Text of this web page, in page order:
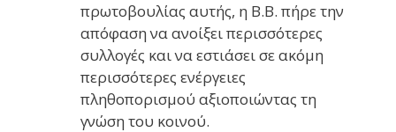
πρωτοβουλίας αυτής, η Β.Β. πήρε την
απόφαση να ανοίξει περισσότερες
συλλογές και να εστιάσει σε ακόμη
περισσότερες ενέργειες
πληθοπορισμού αξιοποιώντας τη
γνώση του κοινού.